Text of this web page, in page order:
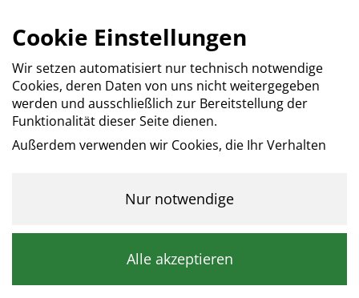
Cookie Einstellungen
Wir setzen automatisiert nur technisch notwendige
Cookies, deren Daten von uns nicht weitergegeben
werden und ausschließlich zur Bereitstellung der
Funktionalität dieser Seite dienen.
Außerdem verwenden wir Cookies, die Ihr Verhalten
lernen. Wir erheben dabei nur pseudonyme Daten,
Notwendige Cookies helfen dabei, eine Webseite
nutzbar zu machen, indem sie Grundfunktionen wie
Nur notwendige
Alle akzeptieren